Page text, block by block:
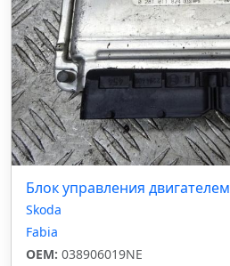
Блок управления двигателем
Skoda
Fabia
OEM: 038906019NE